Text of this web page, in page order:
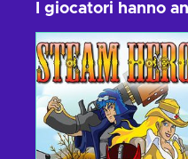
I giocatori hanno